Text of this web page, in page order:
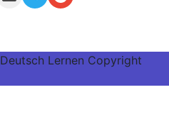
Lernen Copyright